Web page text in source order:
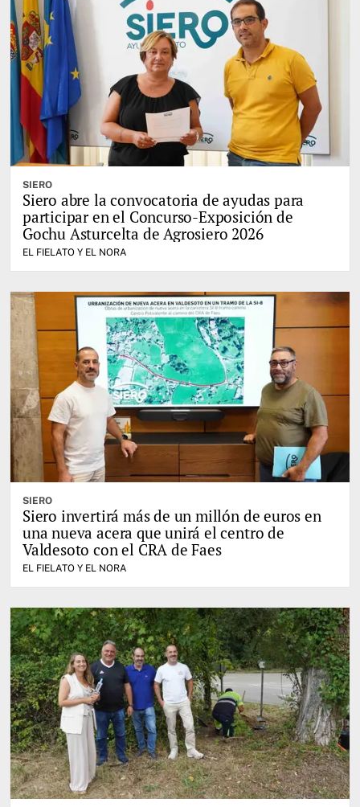
SIERO
Siero abre la convocatoria de ayudas para
participar en el Concurso-Exposición de
Gochu Asturcelta de Agrosiero 2026
EL FIELATO Y EL NORA
SIERO
Siero invertirá más de un millón de euros en
una nueva acera que unirá el centro de
Valdesoto con el CRA de Faes
EL FIELATO Y EL NORA